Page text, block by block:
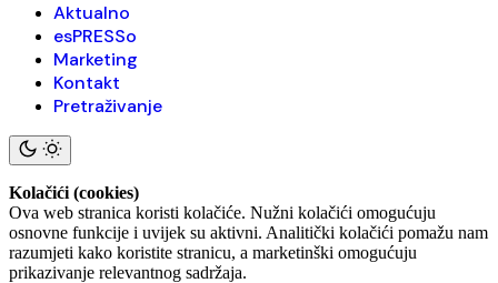
Aktualno
esPRESSo
Marketing
Kontakt
Pretraživanje
Kolačići (cookies)
Ova web stranica koristi kolačiće. Nužni kolačići omogućuju
osnovne funkcije i uvijek su aktivni. Analitički kolačići pomažu nam
razumjeti kako koristite stranicu, a marketinški omogućuju
prikazivanje relevantnog sadržaja.